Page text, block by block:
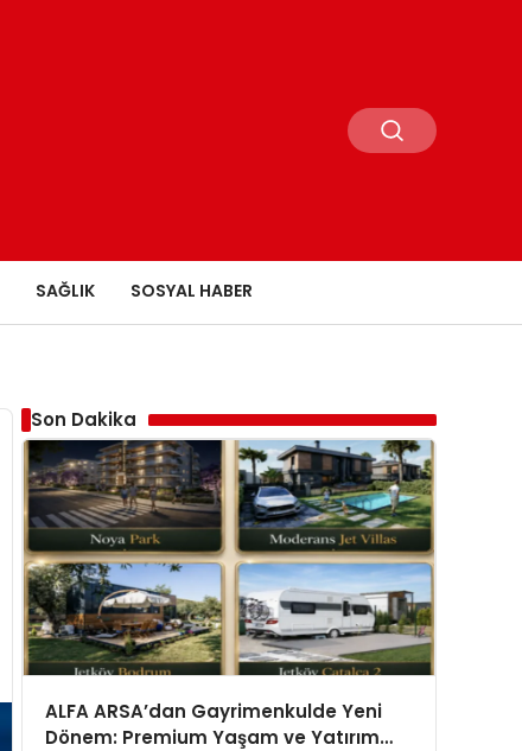
SAĞLIK SOSYAL HABER
Son Dakika
ALFA ARSA’dan Gayrimenkulde Yeni
Dönem: Premium Yaşam ve Yatırım